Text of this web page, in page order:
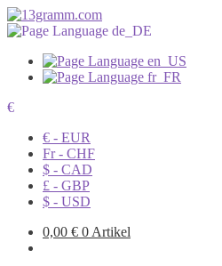
€
€ - EUR
Fr - CHF
$ - CAD
£ - GBP
$ - USD
0,00 € 0 Artikel